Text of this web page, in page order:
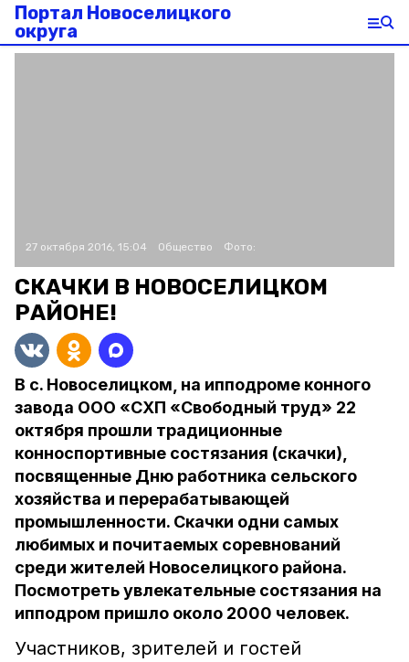
Портал Новоселицкого
округа
27 октября 2016, 15:04 Общество Фото:
СКАЧКИ В НОВОСЕЛИЦКОМ
РАЙОНЕ!
В с. Новоселицком, на ипподроме конного
завода ООО «СХП «Свободный труд» 22
октября прошли традиционные
конноспортивные состязания (скачки),
посвященные Дню работника сельского
хозяйства и перерабатывающей
промышленности. Скачки одни самых
любимых и почитаемых соревнований
среди жителей Новоселицкого района.
Посмотреть увлекательные состязания на
ипподром пришло около 2000 человек.
Участников, зрителей и гостей